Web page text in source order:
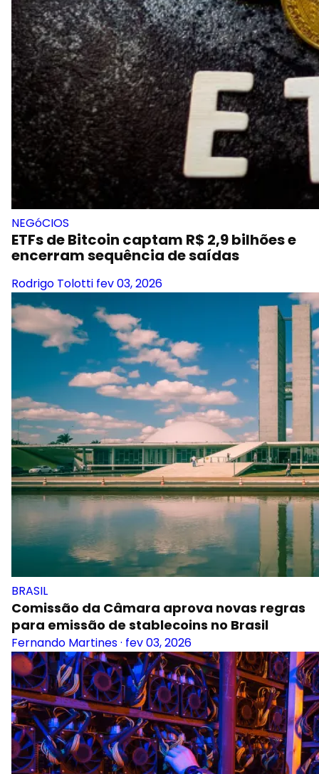
NEGóCIOS
ETFs de Bitcoin captam R$ 2,9 bilhões e
encerram sequência de saídas
Rodrigo Tolotti fev 03, 2026
BRASIL
Comissão da Câmara aprova novas regras
para emissão de stablecoins no Brasil
Fernando Martines· fev 03, 2026